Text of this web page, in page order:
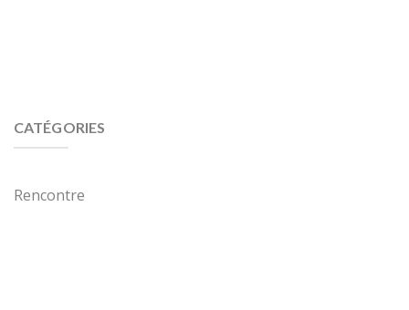
CATÉGORIES
Rencontre